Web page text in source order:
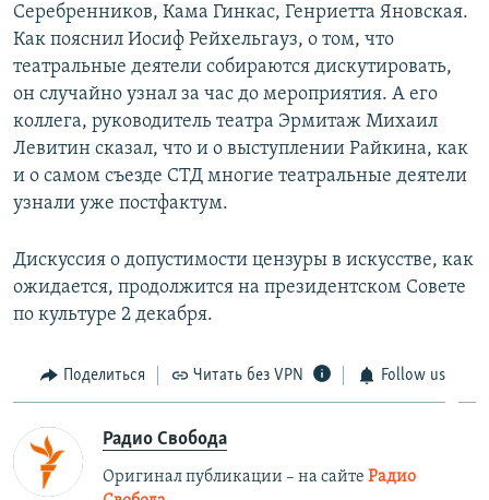
Серебренников, Кама Гинкас, Генриетта Яновская.
Как пояснил Иосиф Рейхельгауз, о том, что
театральные деятели собираются дискутировать,
он случайно узнал за час до мероприятия. А его
коллега, руководитель театра Эрмитаж Михаил
Левитин сказал, что и о выступлении Райкина, как
и о самом съезде СТД многие театральные деятели
узнали уже постфактум.
Дискуссия о допустимости цензуры в искусстве, как
ожидается, продолжится на президентском Совете
по культуре 2 декабря.
Поделиться Читать без VPN Follow us
Радио Свобода
Оригинал публикации – на сайте Радио